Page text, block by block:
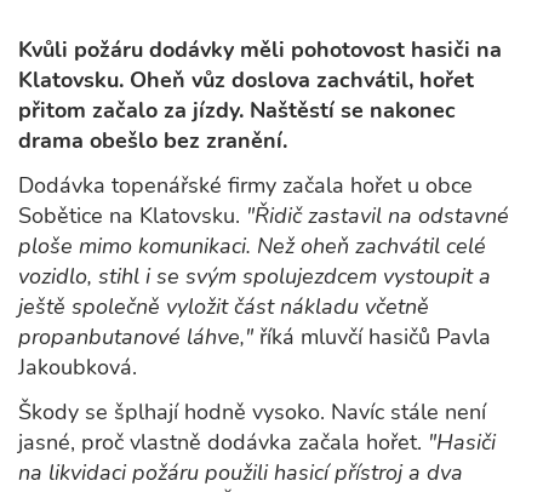
Kvůli požáru dodávky měli pohotovost hasiči na
Klatovsku. Oheň vůz doslova zachvátil, hořet
přitom začalo za jízdy. Naštěstí se nakonec
drama obešlo bez zranění.
Dodávka topenářské firmy začala hořet u obce
Sobětice na Klatovsku. "Řidič zastavil na odstavné
ploše mimo komunikaci. Než oheň zachvátil celé
vozidlo, stihl i se svým spolujezdcem vystoupit a
ještě společně vyložit část nákladu včetně
propanbutanové láhve," říká mluvčí hasičů Pavla
Jakoubková.
Škody se šplhají hodně vysoko. Navíc stále není
jasné, proč vlastně dodávka začala hořet. "Hasiči
na likvidaci požáru použili hasicí přístroj a dva